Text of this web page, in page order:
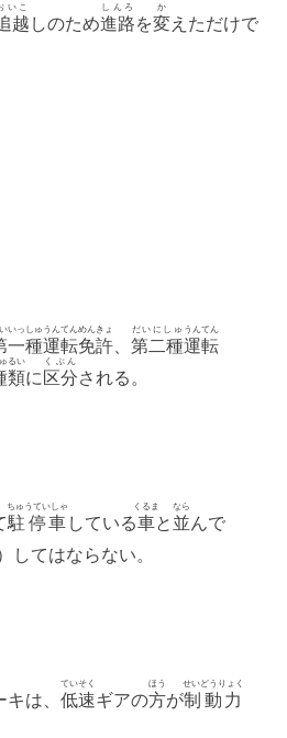
越
いこ
しのため進路
しんろ
を変
か
えただけで
一種
いっしゅ
運転
うんてん
免許
めんきょ
第二種
だいにしゅ
運転
うんてん
類
るい
に区分
くぶん
される。
駐停車
ちゅうていしゃ
している車
くるま
と 並
なら
んで
してはならない。
は、 低速
ていそく
ギアの方
ほう
が制動力
せいどうりょく